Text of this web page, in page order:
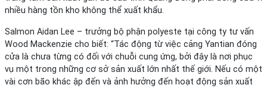
nhiều hàng tồn kho không thể xuất khẩu.
Salmon Aidan Lee – trưởng bộ phận polyeste tại công ty tư vấn
Wood Mackenzie cho biết: “Tác động từ việc cảng Yantian đóng
cửa là chưa từng có đối với chuỗi cung ứng, bởi đây là nơi phục
vụ một trong những cơ sở sản xuất lớn nhất thế giới. Nếu có một
vài cơn bão khác ập đến và ảnh hưởng đến hoạt động sản xuất